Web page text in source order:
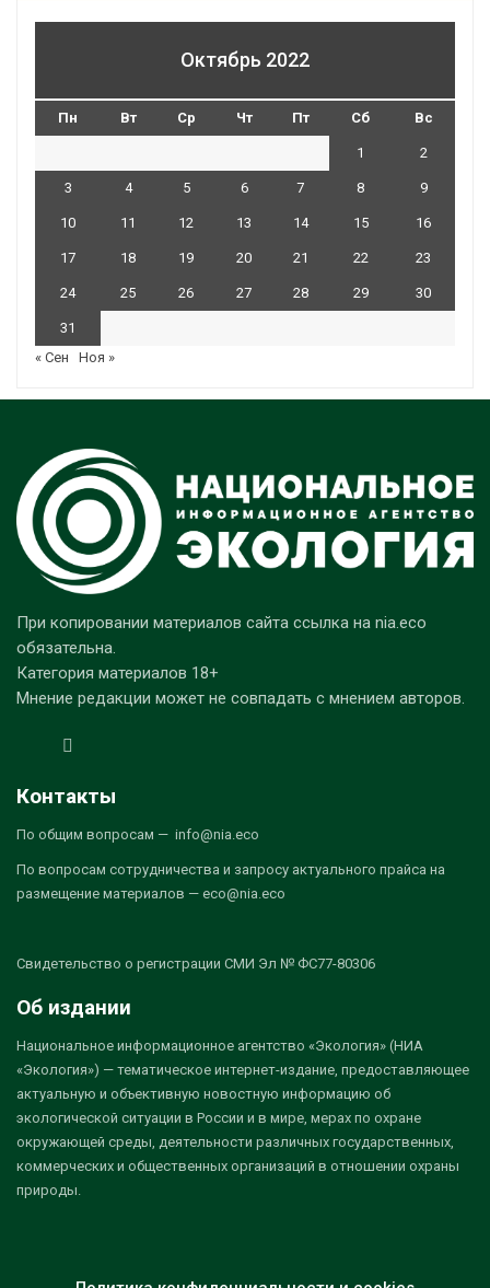
Октябрь 2022
Пн Вт Ср Чт Пт Сб Вс
1 2
3 4 5 6 7 8 9
10 11 12 13 14 15 16
17 18 19 20 21 22 23
24 25 26 27 28 29 30
31
« Сен
Ноя »
При копировании материалов сайта ссылка на nia.eco
обязательна.
Категория материалов 18+
Мнение редакции может не совпадать с мнением авторов.
Контакты
По общим вопросам — info@nia.eco
По вопросам сотрудничества и запросу актуального прайса на
размещение материалов — eco@nia.eco
Свидетельство о регистрации СМИ Эл № ФС77-80306
Об издании
Национальное информационное агентство «Экология» (НИА
«Экология») — тематическое интернет-издание, предоставляющее
актуальную и объективную новостную информацию об
экологической ситуации в России и в мире, мерах по охране
окружающей среды, деятельности различных государственных,
коммерческих и общественных организаций в отношении охраны
природы.